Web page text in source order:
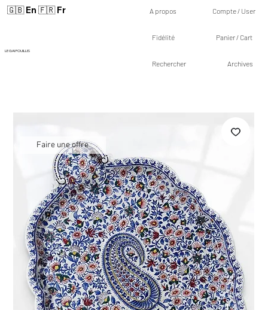
🇬🇧 En 🇫🇷 Fr
LE GAI FOUILLIS
A propos Compte / User
Fidélité Panier / Cart
Rechercher Archives
Faire une offre